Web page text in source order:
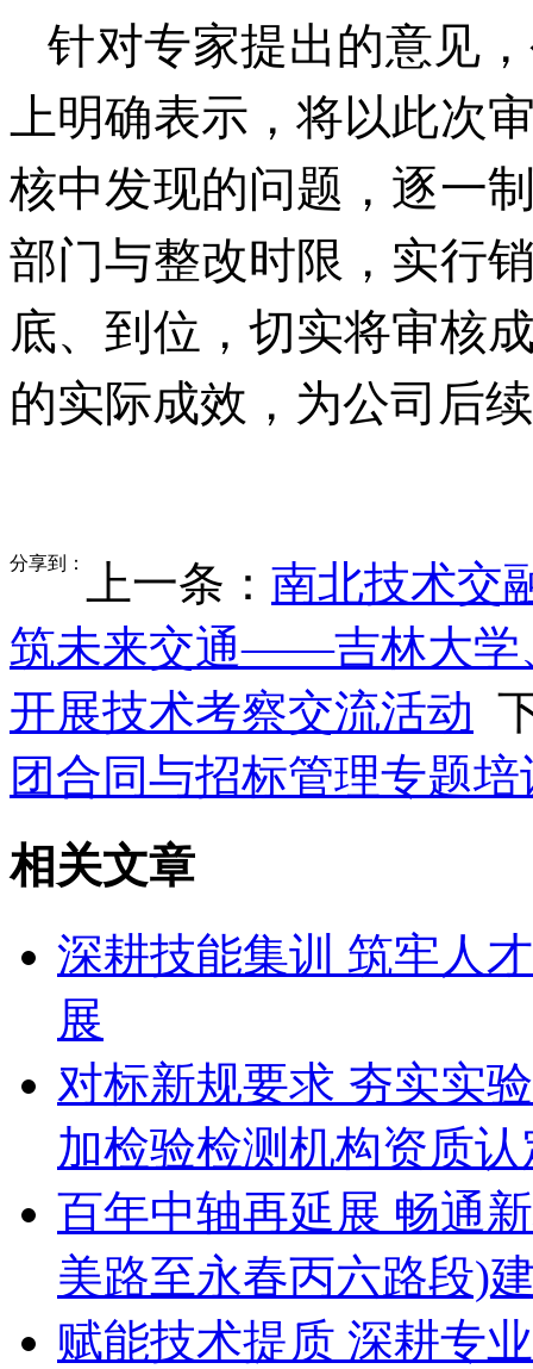
针对专家提出的意见
上明确表示，将以此次
核中发现的问题，逐一
部门与整改时限，实行
底、到位，切实将审核
的实际成效，为公司 后续
分享到： 上一条： 南北技术交
筑未来交通——吉林大学
开展技术考察交流活动
团合同与招标管理专题培
相关文章
深耕技能集训 筑牢人
展
对标新规要求 夯实实
加检验检测机构资质
百年中轴再延展 畅通
美路至永春丙六路段)
赋能技术提质 深耕专